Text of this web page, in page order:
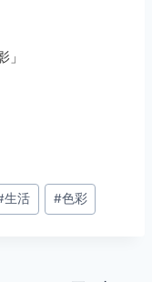
生活 #色彩